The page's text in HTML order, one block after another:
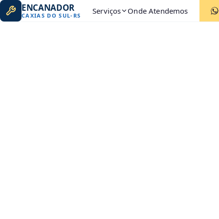
ENCANADOR
CAXIAS DO SUL- RS Serviços Onde Atendemos